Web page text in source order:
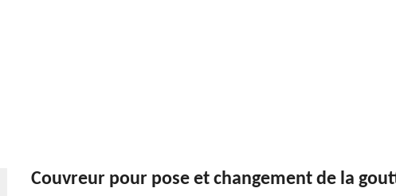
Couvreur pour pose et changement de la